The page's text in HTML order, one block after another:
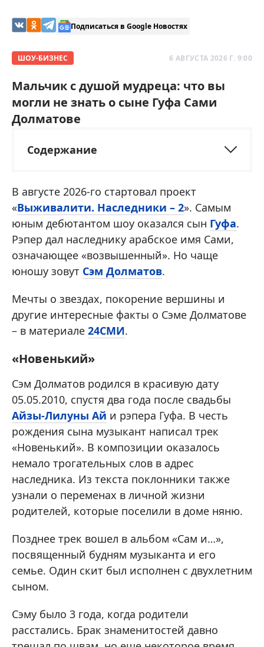
Подписаться в Google Новостях
ШОУ-БИЗНЕС 6 АВГУСТА 2026 Г. 9:00
Мальчик с душой мудреца: что вы
могли не знать о сыне Гуфа Сами
Долматове
Содержание
В августе 2026-го стартовал проект
«Выживалити. Наследники – 2». Самым
юным дебютантом шоу оказался сын Гуфа.
Рэпер дал наследнику арабское имя Сами,
означающее «возвышенный». Но чаще
юношу зовут Сэм Долматов.
Мечты о звездах, покорение вершины и
другие интересные факты о Сэме Долматове
– в материале 24СМИ.
«Новенький»
Сэм Долматов родился в красивую дату
05.05.2010, спустя два года после свадьбы
Айзы-Лилуны Ай и рэпера Гуфа. В честь
рождения сына музыкант написал трек
«Новенький». В композиции оказалось
немало трогательных слов в адрес
наследника. Из текста поклонники также
узнали о переменах в личной жизни
родителей, которые поселили в доме няню.
Позднее трек вошел в альбом «Сам и…»,
посвященный будням музыканта и его
семье. Один скит был исполнен с двухлетним
сыном.
Сэму было 3 года, когда родители
расстались. Брак знаменитостей давно